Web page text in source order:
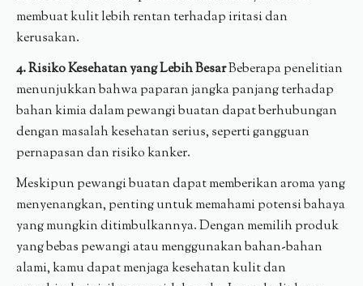
membuat kulit lebih rentan terhadap iritasi dan
kerusakan.
4. Risiko Kesehatan yang Lebih BesarBeberapa penelitian
menunjukkan bahwa paparan jangka panjang terhadap
bahan kimia dalam pewangi buatan dapat berhubungan
dengan masalah kesehatan serius, seperti gangguan
pernapasan dan risiko kanker.
Meskipun pewangi buatan dapat memberikan aroma yang
menyenangkan, penting untuk memahami potensi bahaya
yang mungkin ditimbulkannya. Dengan memilih produk
yang bebas pewangi atau menggunakan bahan-bahan
alami, kamu dapat menjaga kesehatan kulit dan